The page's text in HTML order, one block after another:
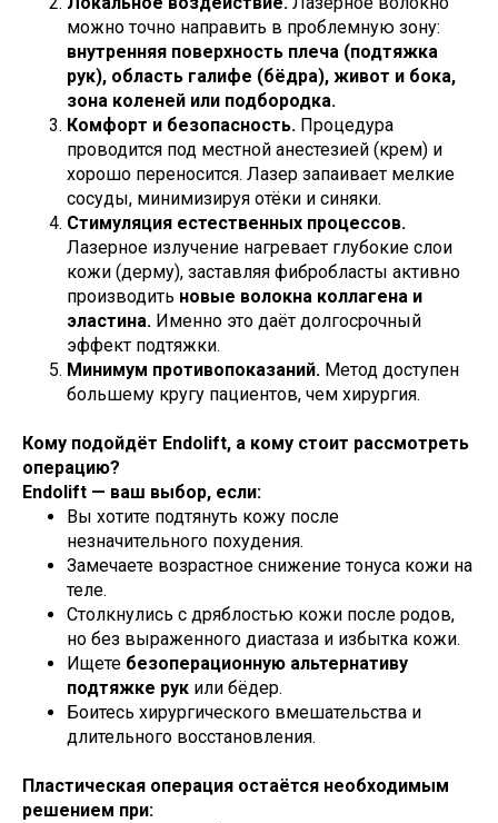
можно точно направить в проблемную зону:
внутренняя поверхность плеча (подтяжка
рук), область галифе (бёдра), живот и бока,
зона коленей или подбородка.
Комфорт и безопасность. Процедура
проводится под местной анестезией (крем) и
хорошо переносится. Лазер запаивает мелкие
сосуды, минимизируя отёки и синяки.
Стимуляция естественных процессов.
Лазерное излучение нагревает глубокие слои
кожи (дерму), заставляя фибробласты активно
производить новые волокна коллагена и
эластина. Именно это даёт долгосрочный
эффект подтяжки.
Минимум противопоказаний. Метод доступен
большему кругу пациентов, чем хирургия.
Кому подойдёт Endolift, а кому стоит рассмотреть
операцию?
Endolift — ваш выбор, если:
Вы хотите подтянуть кожу после
незначительного похудения.
Замечаете возрастное снижение тонуса кожи на
теле.
Столкнулись с дряблостью кожи после родов,
но без выраженного диастаза и избытка кожи.
Ищете безоперационную альтернативу
подтяжке рук или бёдер.
Боитесь хирургического вмешательства и
длительного восстановления.
Пластическая операция остаётся необходимым
решением при: